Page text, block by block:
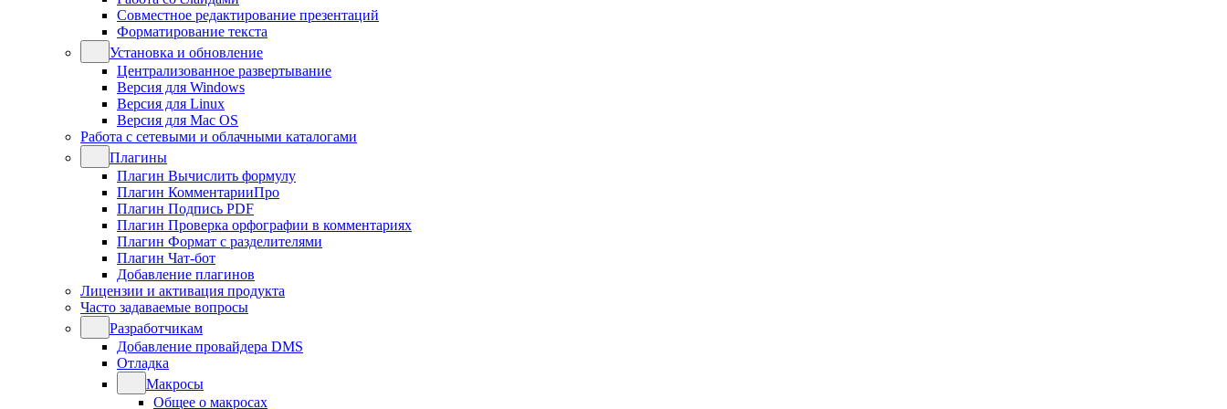
Совместное редактирование презентаций
Форматирование текста
Установка и обновление
Централизованное развертывание
Версия для Windows
Версия для Linux
Версия для Mac OS
Работа с сетевыми и облачными каталогами
Плагины
Плагин Вычислить формулу
Плагин КомментарииПро
Плагин Подпись PDF
Плагин Проверка орфографии в комментариях
Плагин Формат с разделителями
Плагин Чат-бот
Добавление плагинов
Лицензии и активация продукта
Часто задаваемые вопросы
Разработчикам
Добавление провайдера DMS
Отладка
Макросы
Общее о макросах